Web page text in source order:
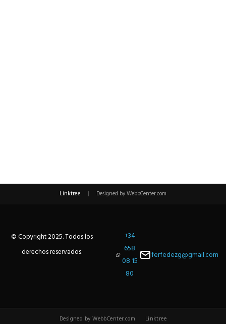
Linktree | Designed by WebbCenter.com
© Copyright 2025. Todos los
derechos reservados.
+34
658
08 15
80
ferfedezg@gmail.com
Designed by WebbCenter.com | Linktree